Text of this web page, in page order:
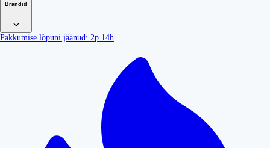
Brändid
Pakkumise lõpuni jäänud: 2p 14h